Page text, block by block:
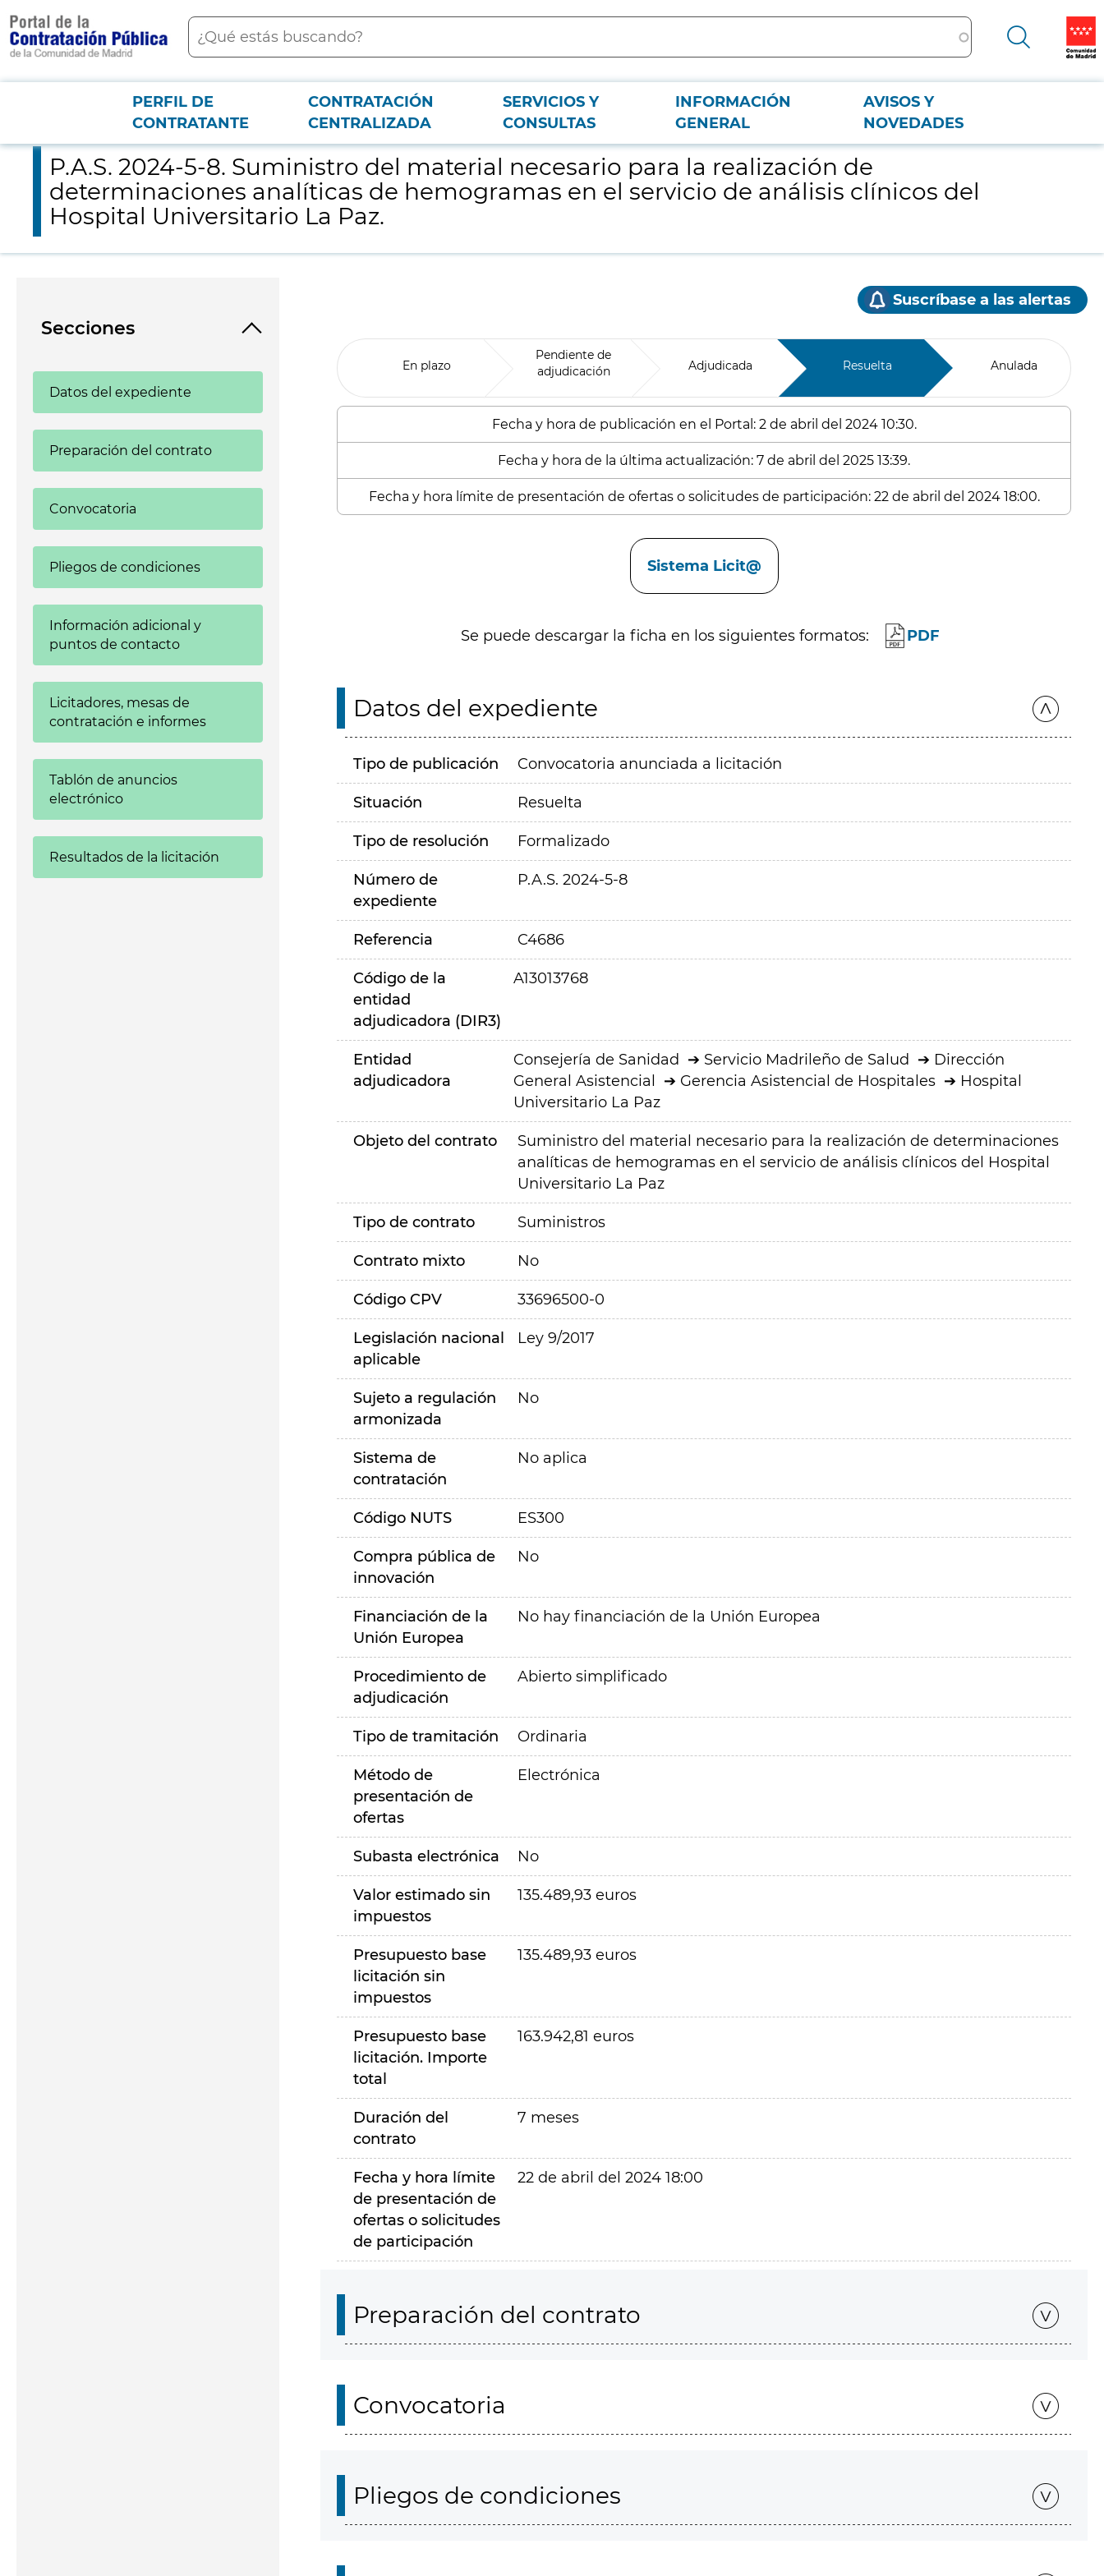
contenido
principal
Buscar
Menú PCON
PERFIL DE
CONTRATANTE
CONTRATACIÓN
CENTRALIZADA
SERVICIOS Y
CONSULTAS
INFORMACIÓN
GENERAL
AVISOS Y
NOVEDADES
P.A.S. 2024-5-8. Suministro del material necesario para la realización de determinaciones analíticas de hemogramas en el servicio de análisis clínicos del Hospital Universitario La Paz.
P.A.S. 2024-5-8. Suministro del material necesario para la realización de
determinaciones analíticas de hemogramas en el servicio de análisis clínicos del
Hospital Universitario La Paz.
Secciones
Datos del expediente
Preparación del contrato
Convocatoria
Pliegos de condiciones
Información adicional y
puntos de contacto
Licitadores, mesas de
contratación e informes
Tablón de anuncios
electrónico
Resultados de la licitación
Suscríbase a las alertas
En plazo
Pendiente de
adjudicación
Adjudicada Resuelta Anulada
Fecha y hora de publicación en el Portal: 2 de abril del 2024 10:30.
Fecha y hora de la última actualización: 7 de abril del 2025 13:39.
Fecha y hora límite de presentación de ofertas o solicitudes de participación: 22 de abril del 2024 18:00.
Sistema Licit@
Se puede descargar la ficha en los siguientes formatos: PDF
Datos del expediente
Tipo de publicación Convocatoria anunciada a licitación
Situación Resuelta
Tipo de resolución Formalizado
Número de
expediente
P.A.S. 2024-5-8
Referencia C4686
Código de la
entidad
adjudicadora (DIR3)
A13013768
Entidad
adjudicadora
Consejería de Sanidad Servicio Madrileño de Salud
Dirección
General Asistencial
Gerencia Asistencial de Hospitales
Hospital
Universitario La Paz
Objeto del contrato
Suministro del material necesario para la realización de determinaciones
analíticas de hemogramas en el servicio de análisis clínicos del Hospital
Universitario La Paz
Tipo de contrato Suministros
Contrato mixto No
Código CPV 33696500-0
Legislación nacional
aplicable
Ley 9/2017
Sujeto a regulación
armonizada
No
Sistema de
contratación
No aplica
Código NUTS ES300
Compra pública de
innovación
No
Financiación de la
Unión Europea
No hay financiación de la Unión Europea
Procedimiento de
adjudicación
Abierto simplificado
Tipo de tramitación Ordinaria
Método de
presentación de
ofertas
Electrónica
Subasta electrónica No
Valor estimado sin
impuestos
135.489,93 euros
Presupuesto base
licitación sin
impuestos
135.489,93 euros
Presupuesto base
licitación. Importe
total
163.942,81 euros
Duración del
contrato
7 meses
Fecha y hora límite
de presentación de
ofertas o solicitudes
de participación
22 de abril del 2024 18:00
Preparación del contrato
Convocatoria
Pliegos de condiciones